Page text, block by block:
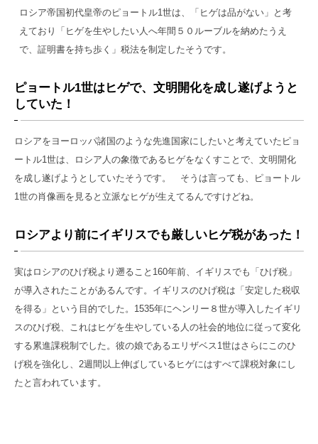
ロシア帝国初代皇帝のピョートル1世は、「ヒゲは品がない」と考
えており「ヒゲを生やしたい人へ年間５０ルーブルを納めたうえ
で、証明書を持ち歩く」税法を制定したそうです。
ピョートル1世はヒゲで、文明開化を成し遂げようと
していた！
ロシアをヨーロッパ諸国のような先進国家にしたいと考えていたピョ
ートル1世は、ロシア人の象徴であるヒゲをなくすことで、文明開化
を成し遂げようとしていたそうです。 そうは言っても、ピョートル
1世の肖像画を見ると立派なヒゲが生えてるんですけどね。
ロシアより前にイギリスでも厳しいヒゲ税があった！
実はロシアのひげ税より遡ること160年前、イギリスでも「ひげ税」
が導入されたことがあるんです。イギリスのひげ税は「安定した税収
を得る」という目的でした。1535年にヘンリー８世が導入したイギリ
スのひげ税、これはヒゲを生やしている人の社会的地位に従って変化
する累進課税制でした。彼の娘であるエリザベス1世はさらにこのひ
げ税を強化し、2週間以上伸ばしているヒゲにはすべて課税対象にし
たと言われています。